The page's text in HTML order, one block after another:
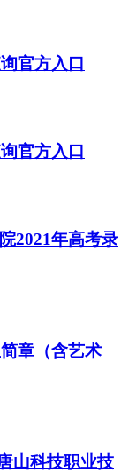
官方入口
官方入口
2021年高考录
章（含艺术
山科技职业技